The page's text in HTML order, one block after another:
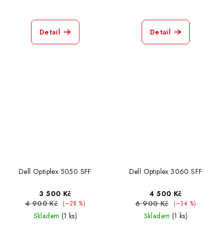
Detail Detail
Dell Optiplex 5050 SFF
3 500 Kč
4 900 Kč
(–28 %)
Skladem (1 ks)
Dell Optiplex 3060 SFF
4 500 Kč
6 900 Kč
(–34 %)
Skladem (1 ks)